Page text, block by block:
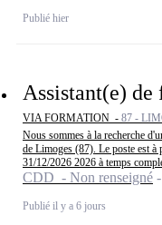
Publié hier
Assistant(e)
VIA FORMATION - 87 -
Nous sommes à la recherche
de Limoges (87). Le poste est
31/12/2026 2026 à temps
CDD - Non renseigné
Publié il y a 6 jours